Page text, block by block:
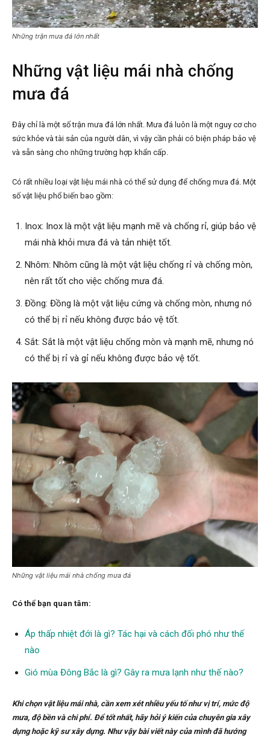
Những trận mưa đá lớn nhất
Những vật liệu mái nhà chống
mưa đá
Đây chỉ là một số trận mưa đá lớn nhất. Mưa đá luôn là một nguy cơ cho
sức khỏe và tài sản của người dân, vì vậy cần phải có biện pháp bảo vệ
và sẵn sàng cho những trường hợp khẩn cấp.
Có rất nhiều loại vật liệu mái nhà có thể sử dụng để chống mưa đá. Một
số vật liệu phổ biến bao gồm:
Inox: Inox là một vật liệu mạnh mẽ và chống rỉ, giúp bảo vệ
mái nhà khỏi mưa đá và tản nhiệt tốt.
Nhôm: Nhôm cũng là một vật liệu chống rỉ và chống mòn,
nên rất tốt cho việc chống mưa đá.
Đồng: Đồng là một vật liệu cứng và chống mòn, nhưng nó
có thể bị rỉ nếu không được bảo vệ tốt.
Sắt: Sắt là một vật liệu chống mòn và mạnh mẽ, nhưng nó
có thể bị rỉ và gỉ nếu không được bảo vệ tốt.
Những vật liệu mái nhà chống mưa đá
Có thể bạn quan tâm:
Áp thấp nhiệt đới là gì? Tác hại và cách đối phó như thế
nào
Gió mùa Đông Bắc là gì? Gây ra mưa lạnh như thế nào?
Khi chọn vật liệu mái nhà, cần xem xét nhiều yếu tố như vị trí, mức độ
mưa, độ bền và chi phí. Để tốt nhất, hãy hỏi ý kiến của chuyên gia xây
dựng hoặc kỹ sư xây dựng. Như vậy bài viết này của mình đã hướng